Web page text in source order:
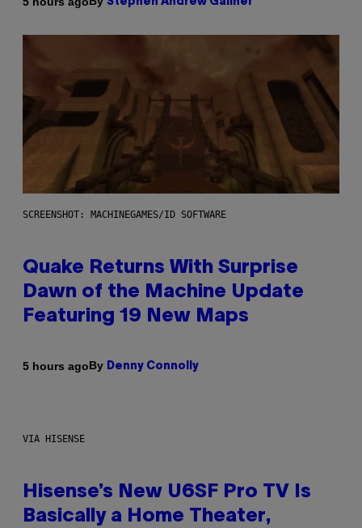
Stephen Andrew Galiher
SCREENSHOT: MACHINEGAMES/ID SOFTWARE
Quake Returns With Surprise
Dawn of the Machine Update
Featuring 19 New Maps
5 hours agoBy Denny Connolly
VIA HISENSE
Hisense’s New U6SF Pro TV Is
Basically a Home Theater,